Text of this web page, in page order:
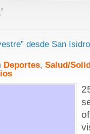
desde San
Deportes, Salud/